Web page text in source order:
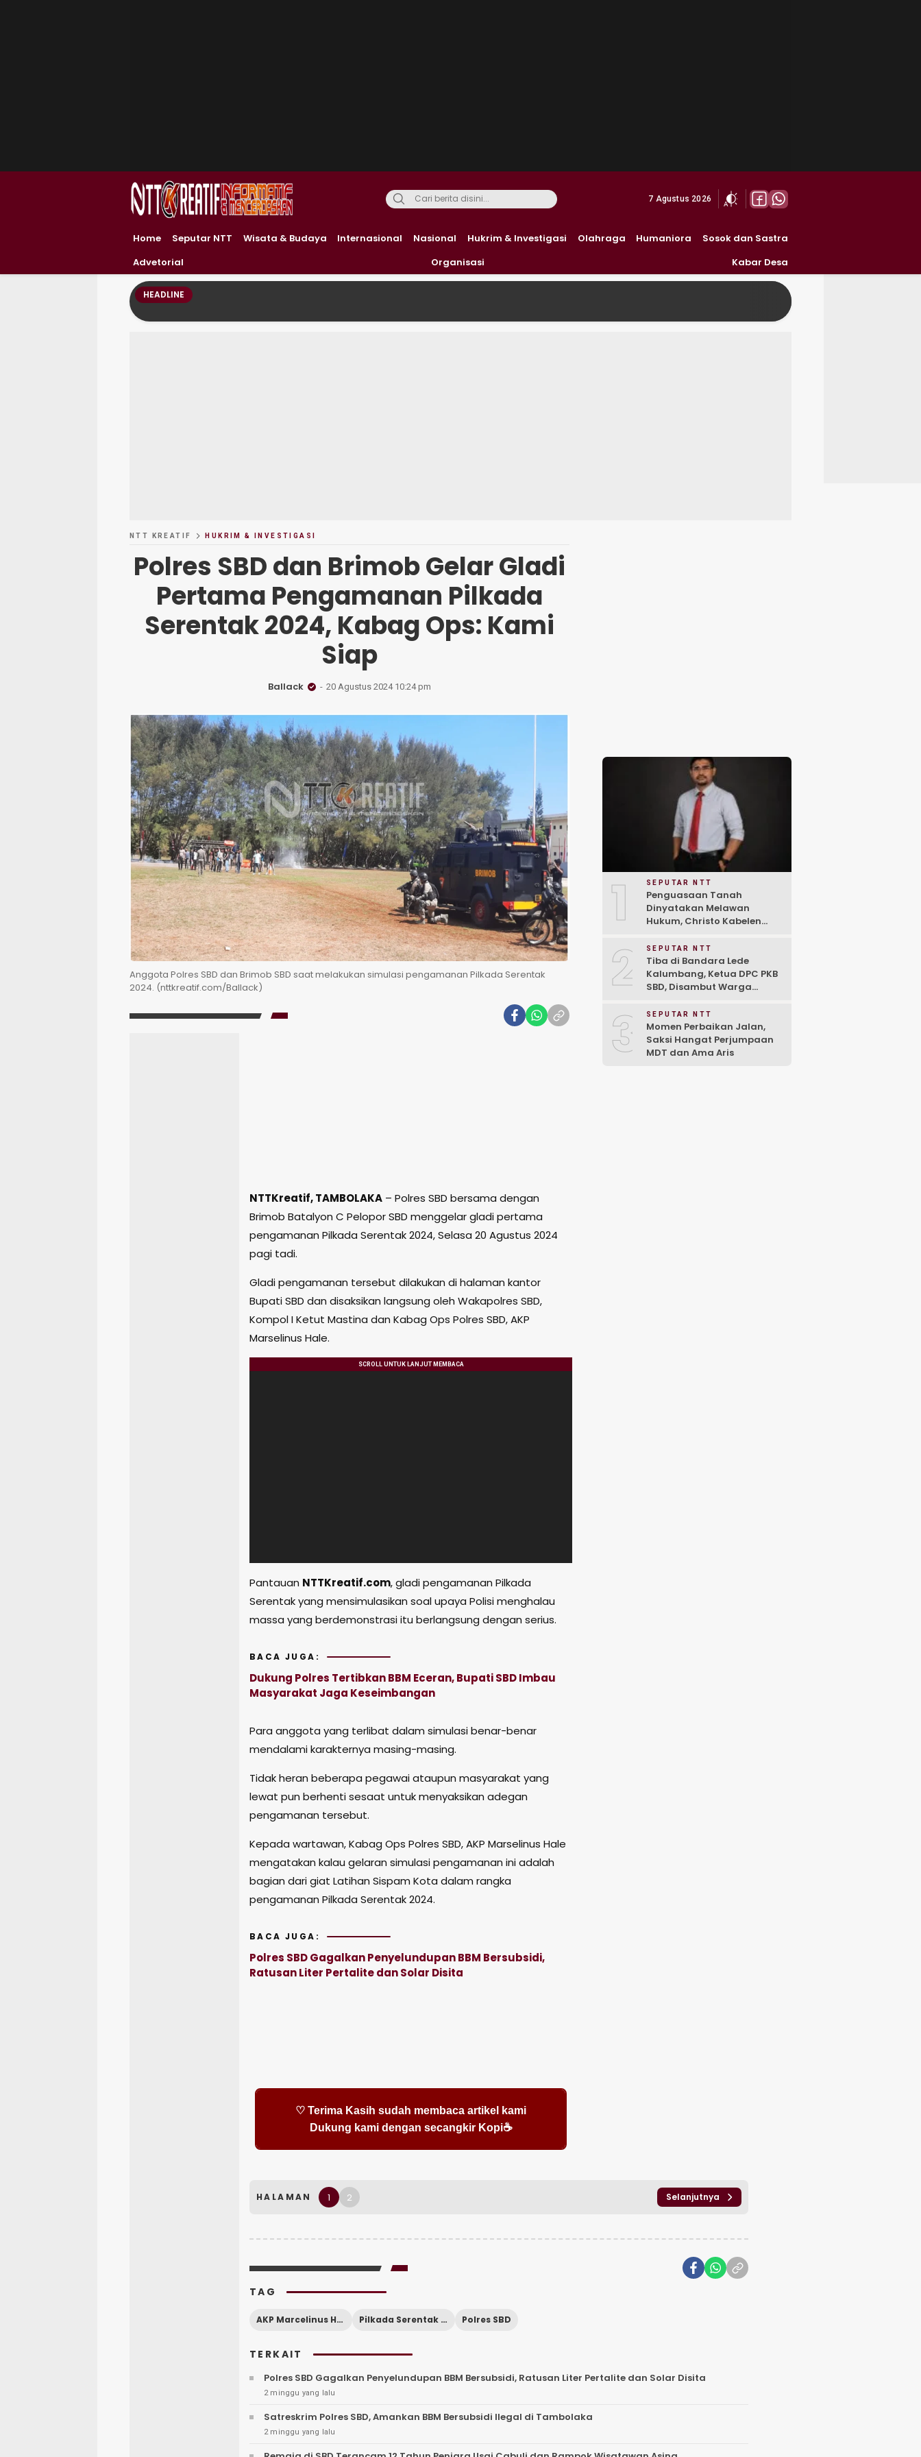
7 Agustus 2026
Home Seputar NTT Wisata & Budaya Internasional Nasional Hukrim & Investigasi Olahraga Humaniora
Sosok dan Sastra
Advetorial
Organisasi Kabar Desa
HEADLINE
NTT KREATIF HUKRIM & INVESTIGASI
Polres SBD dan Brimob Gelar Gladi
Pertama Pengamanan Pilkada
Serentak 2024, Kabag Ops: Kami
Siap
Ballack 20 Agustus 2024 10:24 pm
Anggota Polres SBD dan Brimob SBD saat melakukan simulasi pengamanan Pilkada Serentak
2024. (nttkreatif.com/Ballack)
NTTKreatif, TAMBOLAKA – Polres SBD bersama dengan
Brimob Batalyon C Pelopor SBD menggelar gladi pertama
pengamanan Pilkada Serentak 2024, Selasa 20 Agustus 2024
pagi tadi.
Gladi pengamanan tersebut dilakukan di halaman kantor
Bupati SBD dan disaksikan langsung oleh Wakapolres SBD,
Kompol I Ketut Mastina dan Kabag Ops Polres SBD, AKP
Marselinus Hale.
Pantauan NTTKreatif.com, gladi pengamanan Pilkada
Serentak yang mensimulasikan soal upaya Polisi menghalau
massa yang berdemonstrasi itu berlangsung dengan serius.
BACA JUGA:
Dukung Polres Tertibkan BBM Eceran, Bupati SBD Imbau
Masyarakat Jaga Keseimbangan
Para anggota yang terlibat dalam simulasi benar-benar
mendalami karakternya masing-masing.
Tidak heran beberapa pegawai ataupun masyarakat yang
lewat pun berhenti sesaat untuk menyaksikan adegan
pengamanan tersebut.
Kepada wartawan, Kabag Ops Polres SBD, AKP Marselinus Hale
mengatakan kalau gelaran simulasi pengamanan ini adalah
bagian dari giat Latihan Sispam Kota dalam rangka
pengamanan Pilkada Serentak 2024.
BACA JUGA:
Polres SBD Gagalkan Penyelundupan BBM Bersubsidi,
Ratusan Liter Pertalite dan Solar Disita
♡ Terima Kasih sudah membaca artikel kami
Dukung kami dengan secangkir Kopi☕
HALAMAN 1 2 Selanjutnya
TAG
AKP Marcelinus Hale Pilkada Serentak 2024 Polres SBD
TERKAIT
Polres SBD Gagalkan Penyelundupan BBM Bersubsidi, Ratusan Liter Pertalite dan Solar Disita
2 minggu yang lalu
Satreskrim Polres SBD, Amankan BBM Bersubsidi Ilegal di Tambolaka
2 minggu yang lalu
1 SEPUTAR NTT
Penguasaan Tanah
Dinyatakan Melawan
Hukum, Christo Kabelen
Kemenangan di PN
Larantuka
2 SEPUTAR NTT
Tiba di Bandara Lede
Kalumbang, Ketua DPC PKB
SBD, Disambut Warga
3 SEPUTAR NTT
Momen Perbaikan Jalan,
Saksi Hangat Perjumpaan
MDT dan Ama Aris